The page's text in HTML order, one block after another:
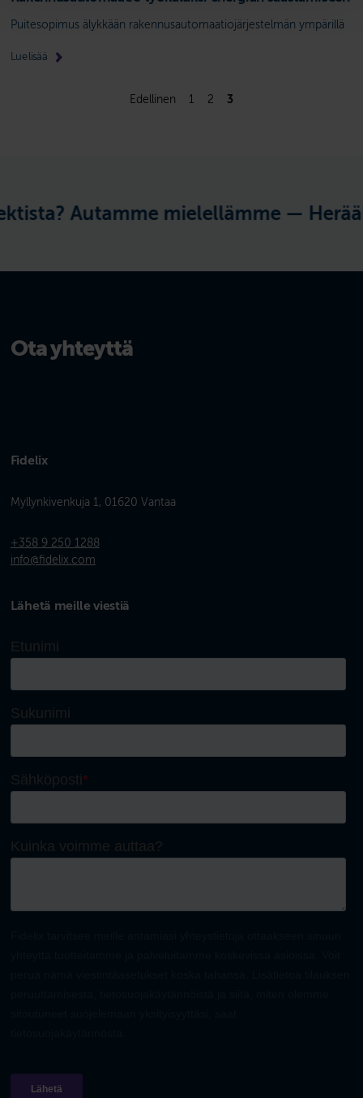
Puitesopimus älykkään rakennusautomaatiojärjestelmän ympärillä
Lue lisää
Edellinen 1 2 3
Autamme mielellämme —
Ota yhteyttä
Fidelix
Myllynkivenkuja 1, 01620 Vantaa
+358 9 250 1288
info@fidelix.com
Lähetä meille viestiä